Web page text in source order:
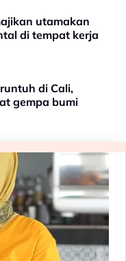
utamakan
di tempat kerja
di Cali,
gempa bumi